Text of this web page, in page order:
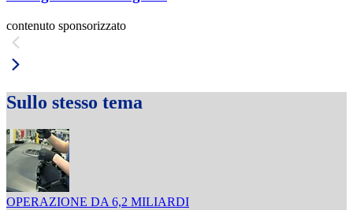
contenuto sponsorizzato
Sullo stesso tema
OPERAZIONE DA 6,2 MILIARDI